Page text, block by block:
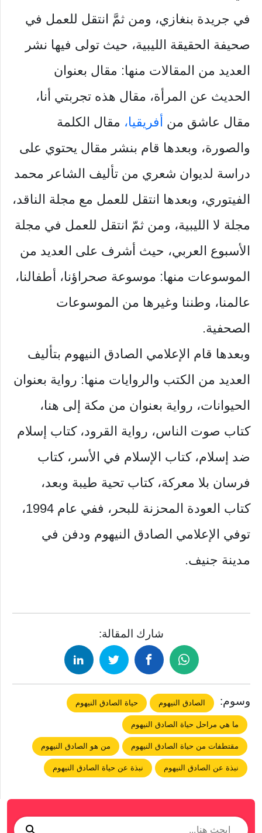
في جريدة بنغازي، ومن ثمَّ انتقل للعمل في
صحيفة الحقيقة الليبية، حيث تولى فيها نشر
العديد من المقالات منها: مقال بعنوان
الحديث عن المرأة، مقال هذه تجربتي أنا،
مقال عاشق من أفريقيا، مقال الكلمة
والصورة، وبعدها قام بنشر مقال يحتوي على
دراسة لديوان شعري من تأليف الشاعر محمد
الفيتوري، وبعدها انتقل للعمل مع مجلة الناقد،
مجلة لا الليبية، ومن ثمّ انتقل للعمل في مجلة
الأسبوع العربي، حيث أشرف على العديد من
الموسوعات منها: موسوعة صحراؤنا، أطفالنا،
عالمنا، وطننا وغيرها من الموسوعات
الصحفية.
وبعدها قام الإعلامي الصادق النيهوم بتأليف
العديد من الكتب والروايات منها: رواية بعنوان
الحيوانات، رواية بعنوان من مكة إلى هنا،
كتاب صوت الناس، رواية القرود، كتاب إسلام
ضد إسلام، كتاب الإسلام في الأسر، كتاب
فرسان بلا معركة، كتاب تحية طيبة وبعد،
كتاب العودة المحزنة للبحر، ففي عام 1994،
توفي الإعلامي الصادق النيهوم ودفن في
مدينة جنيف.
شارك المقالة:
وسوم: الصادق النيهوم حياة الصادق النيهوم
ما هي مراحل حياة الصادق النيهوم
مقتطفات من حياة الصادق النيهوم من هو الصادق النيهوم
نبذة عن الصادق النيهوم نبذة عن حياة الصادق النيهوم